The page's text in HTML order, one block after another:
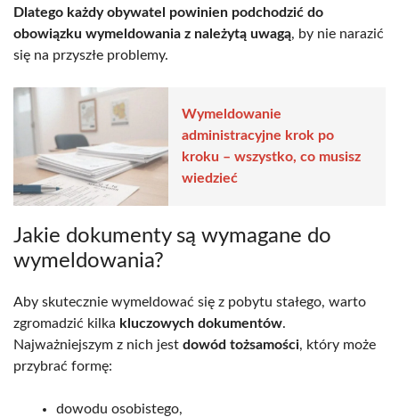
Dlatego każdy obywatel powinien podchodzić do
obowiązku wymeldowania z należytą uwagą, by nie narazić
się na przyszłe problemy.
Wymeldowanie
administracyjne krok po
kroku – wszystko, co musisz
wiedzieć
Jakie dokumenty są wymagane do
wymeldowania?
Aby skutecznie wymeldować się z pobytu stałego, warto
zgromadzić kilka kluczowych dokumentów.
Najważniejszym z nich jest dowód tożsamości, który może
przybrać formę:
dowodu osobistego,